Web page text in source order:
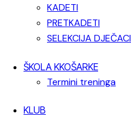
KADETI
PRETKADETI
SELEKCIJA
ŠKOLA KKOŠARKE
Termini treninga
KLUB